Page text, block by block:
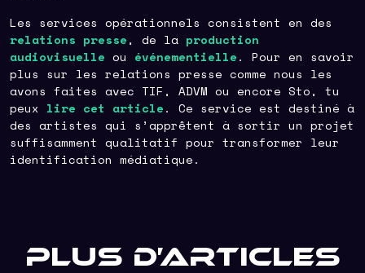
Les services opérationnels consistent en des
relations presse, de la production
audiovisuelle ou événementielle. Pour en savoir
plus sur les relations presse comme nous les
avons faites avec TIF, ADVM ou encore Sto, tu
peux lire cet article. Ce service est destiné à
des artistes qui s’apprêtent à sortir un projet
suffisamment qualitatif pour transformer leur
identification médiatique.
Plus d’articles